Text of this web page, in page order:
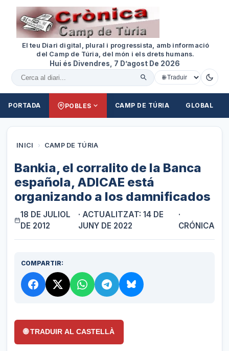
El teu Diari digital, plural i progressista, amb informació
del Camp de Túria, del món i els drets humans.
Hui és Divendres, 7 D’agost De 2026
Cercar al diari
PORTADA POBLES CAMP DE TÚRIA GLOBAL
INICI › CAMP DE TÚRIA
Bankia, el corralito de la Banca
española, ADICAE está
organizando a los damnificados
18 DE JULIOL
DE 2012
· ACTUALITZAT: 14 DE
JUNY DE 2022
·
CRÓNICA
COMPARTIR:
🌐 TRADUIR AL CASTELLÀ